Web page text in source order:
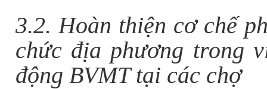
3.2. Hoàn thiện cơ chế
chức địa phương trong
động BVMT tại các chợ